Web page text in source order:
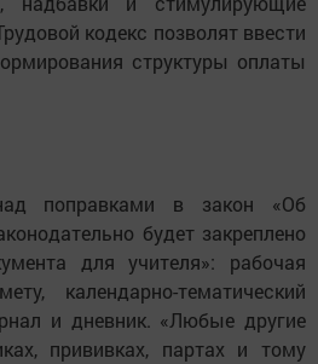
кодекс позволят ввести
структуры оплаты
поправками в закон «Об
будет закреплено
для учителя»: рабочая
календарно-тематический
и дневник. «Любые другие
прививках, партах и тому